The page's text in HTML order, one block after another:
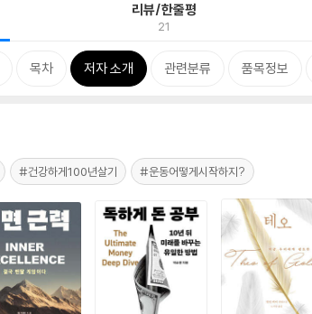
리뷰/한줄평
21
목차 저자 소개 관련분류 품목정보
#건강하게100년살기 #운동어떻게시작하지?